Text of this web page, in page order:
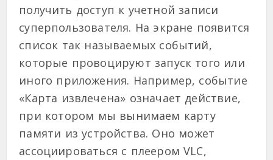
получить доступ к учетной записи
суперпользователя. На экране появится
список так называемых событий,
которые провоцируют запуск того или
иного приложения. Например, событие
«Карта извлечена» означает действие,
при котором мы вынимаем карту
памяти из устройства. Оно может
ассоциироваться с плеером VLC,